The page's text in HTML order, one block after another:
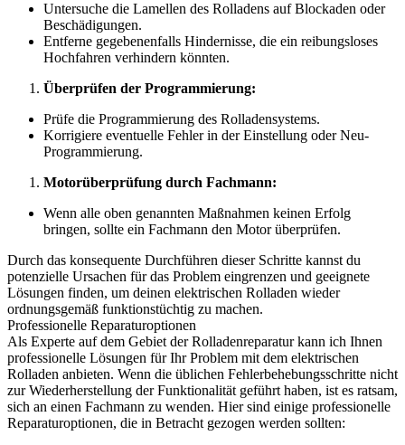
Untersuche die Lamellen des Rolladens auf Blockaden oder
Beschädigungen.
Entferne gegebenenfalls Hindernisse, die ein reibungsloses
Hochfahren verhindern könnten.
Überprüfen der Programmierung:
Prüfe die Programmierung des Rolladensystems.
Korrigiere eventuelle Fehler in der Einstellung oder Neu-
Programmierung.
Motorüberprüfung durch Fachmann:
Wenn alle oben genannten Maßnahmen keinen Erfolg
bringen, sollte ein Fachmann den Motor überprüfen.
Durch das konsequente Durchführen dieser Schritte kannst du
potenzielle Ursachen für das Problem eingrenzen und geeignete
Lösungen finden, um deinen elektrischen Rolladen wieder
ordnungsgemäß funktionstüchtig zu machen.
Professionelle Reparaturoptionen
Als Experte auf dem Gebiet der Rolladenreparatur kann ich Ihnen
professionelle Lösungen für Ihr Problem mit dem elektrischen
Rolladen anbieten. Wenn die üblichen Fehlerbehebungsschritte nicht
zur Wiederherstellung der Funktionalität geführt haben, ist es ratsam,
sich an einen Fachmann zu wenden. Hier sind einige professionelle
Reparaturoptionen, die in Betracht gezogen werden sollten: